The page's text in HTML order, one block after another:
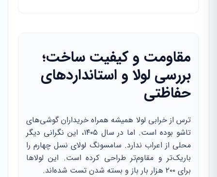
مقاومت و کیفیت ساخت؛
بررسی لولا و استانداردهای
حفاظتی
ترس از خرابی لولا همیشه همراه خریداران گوشی‌های
تاشو بوده است. اما در سال ۱۴۰۵، این نگرانی دیگر
محلی از اعراب ندارد. سامسونگ لولای نسل چهارم را
باریک‌تر و مقاوم‌تر طراحی کرده است. این لولاها
برای ۲۰۰ هزار بار باز و بسته شدن تست شده‌اند.